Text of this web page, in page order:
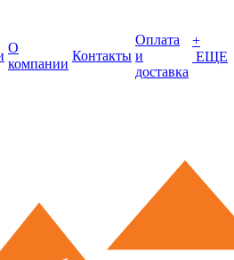
О
компании
Контакты
Оплата
и
доставка
+
ЕЩЕ